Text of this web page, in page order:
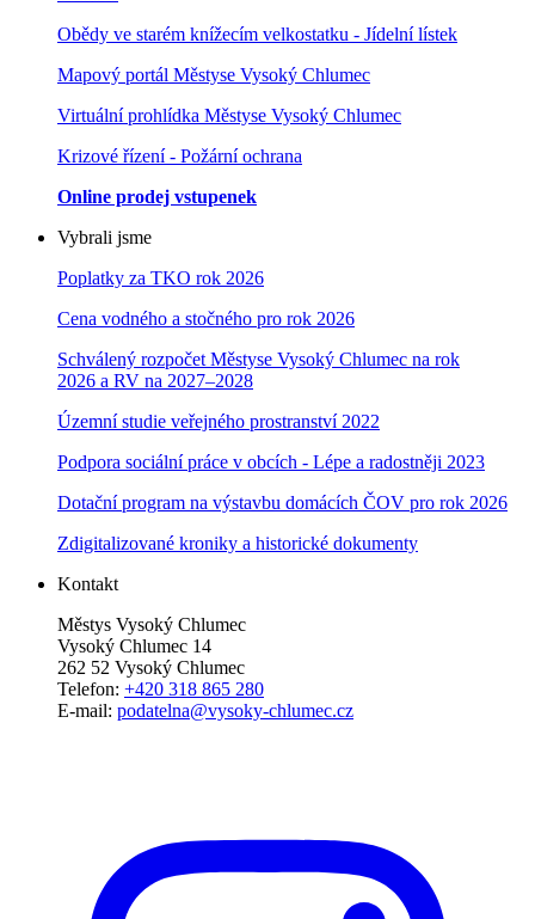
Obědy ve starém knížecím velkostatku - Jídelní lístek
Mapový portál Městyse Vysoký Chlumec
Virtuální prohlídka Městyse Vysoký Chlumec
Krizové řízení - Požární ochrana
Online prodej vstupenek
Vybrali jsme
Poplatky za TKO rok 2026
Cena vodného a stočného pro rok 2026
Schválený rozpočet Městyse Vysoký Chlumec na rok
2026 a RV na 2027–2028
Územní studie veřejného prostranství 2022
Podpora sociální práce v obcích - Lépe a radostněji 2023
Dotační program na výstavbu domácích ČOV pro rok 2026
Zdigitalizované kroniky a historické dokumenty
Kontakt
Městys Vysoký Chlumec
Vysoký Chlumec 14
262 52 Vysoký Chlumec
Telefon: +420 318 865 280
E-mail: podatelna@vysoky-chlumec.cz